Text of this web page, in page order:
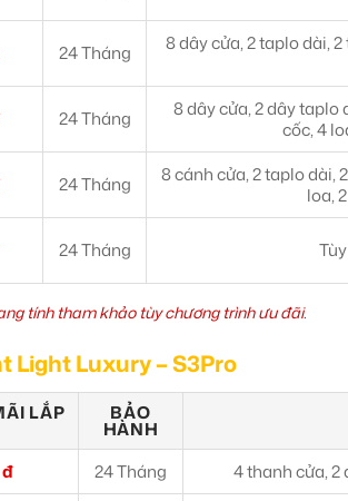
24 Tháng
8 dây cửa, 2 taplo dài,
24 Tháng
8 dây cửa, 2 dây taplo
cốc, 4
24 Tháng
8 cánh cửa, 2 taplo dài,
loa,
24 Tháng
tính tham khảo tùy chương trình ưu đãi.
Light Luxury – S3Pro
LẮP BẢO
HÀNH
24 Tháng 4 thanh cửa, 2